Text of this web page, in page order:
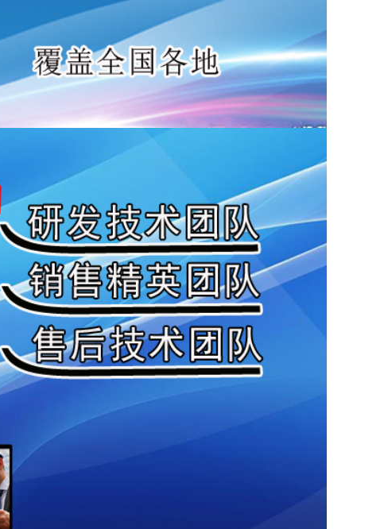
应该如何选择呢?从核心矛盾、关键维度、决策框架
度低（误差＞±10%）、抗干扰能力弱（易受湿度、
测定》HJ 836-2017）或职业健康标准（如OSHA、
普通塑料而非防腐蚀金属），传感器寿命缩短（正常
次校准费用可能占设备价的20%-30%；若因故障停
本三大模块，重点关注以下指标：